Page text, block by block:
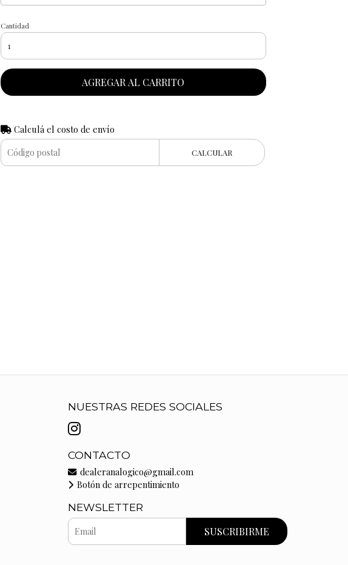
Cantidad
AGREGAR AL CARRITO
Calculá el costo de envío
CALCULAR
NUESTRAS REDES SOCIALES
CONTACTO
dealeranalogico@gmail.com
Botón de arrepentimiento
NEWSLETTER
SUSCRIBIRME